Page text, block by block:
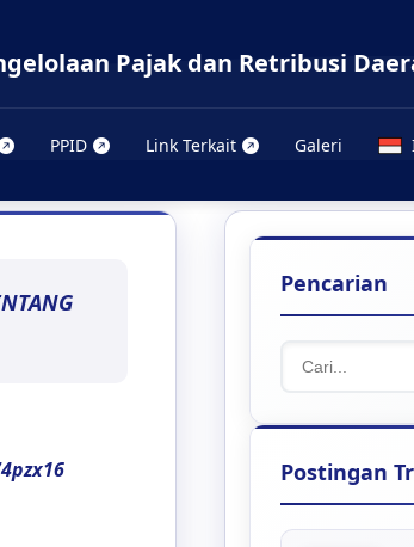
Pajak dan Retribusi
PPID Link Terkait Galeri
Pencarian
Postingan